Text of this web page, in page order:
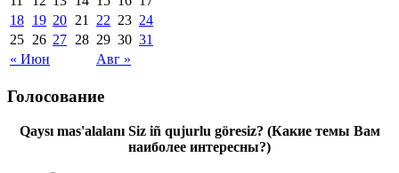
« Июн Авг »
18 19 20 21 22 23 24
25 26 27 28 29 30 31
Голосование
Qaysı mas'alalanı Siz iñ qujurlu göresiz? (Какие темы Вам
наиболее интересны?)